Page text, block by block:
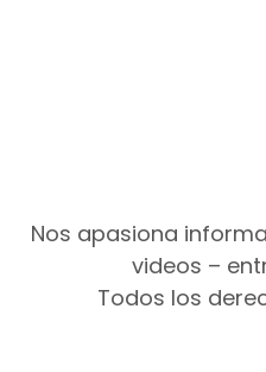
Nos apasiona
videos –
Todos los